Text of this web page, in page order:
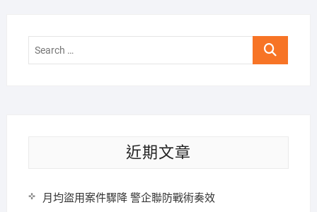
Search
近期文章
月均盜用案件驟降 警企聯防戰術奏效